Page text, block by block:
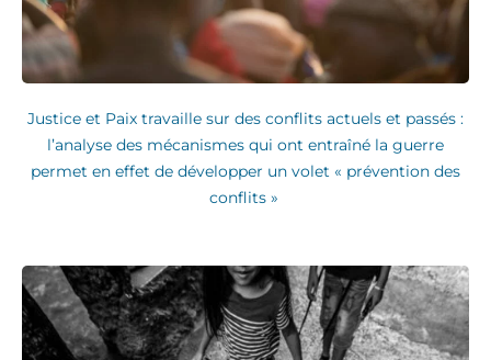
Justice et Paix travaille sur des conflits actuels et passés :
l’analyse des mécanismes qui ont entraîné la guerre
permet en effet de développer un volet « prévention des
conflits »